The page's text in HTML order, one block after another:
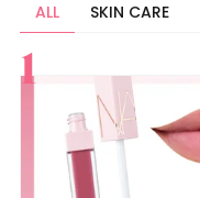
ALL SKIN CARE
すべて
スキンケア
メイク
ボディケア
美活
ヘア
ライフスタイル
ビューティーズ